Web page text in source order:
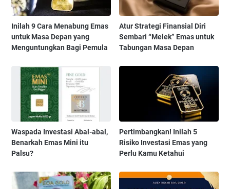
Inilah 9 Cara Menabung Emas
untuk Masa Depan yang
Menguntungkan Bagi Pemula
Atur Strategi Finansial Diri
Sembari “Melek” Emas untuk
Tabungan Masa Depan
Waspada Investasi Abal-abal,
Benarkah Emas Mini itu
Palsu?
Pertimbangkan! Inilah 5
Risiko Investasi Emas yang
Perlu Kamu Ketahui